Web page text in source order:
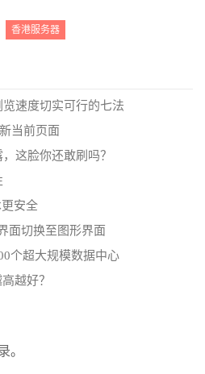
香港服务器
速度切实可行的七法
当前页面
这脸你还敢刷吗？
安全
面切换至图形界面
个超大规模数据中心
越好？
。